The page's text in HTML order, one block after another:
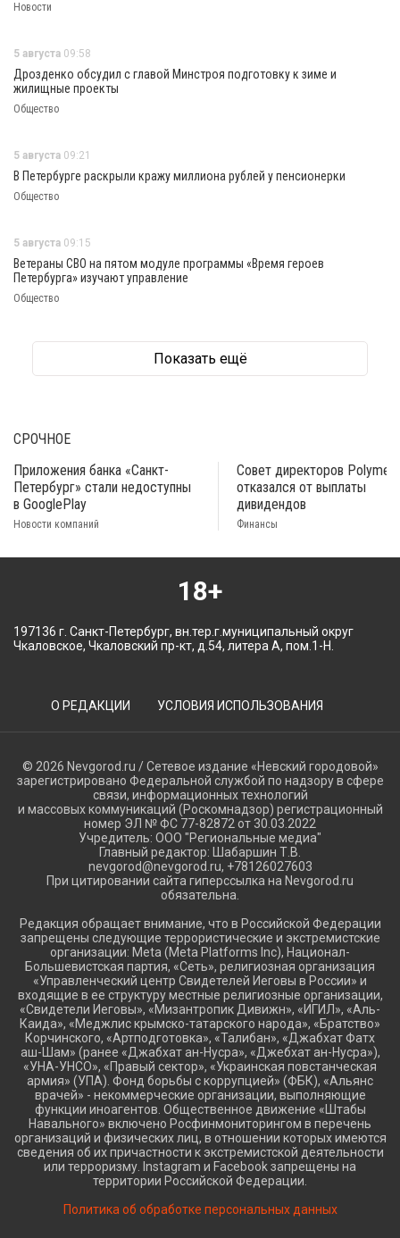
Новости
5 августа 09:58
Дрозденко обсудил с главой Минстроя подготовку к зиме и
жилищные проекты
Общество
5 августа 09:21
В Петербурге раскрыли кражу миллиона рублей у пенсионерки
Общество
5 августа 09:15
Ветераны СВО на пятом модуле программы «Время героев
Петербурга» изучают управление
Общество
Показать ещё
СРОЧНОЕ
Приложения банка «Санкт-
Петербург» стали недоступны
в GooglePlay
Новости компаний
Совет директоров
отказался от выплаты
дивидендов
Финансы
18+
197136 г. Санкт-Петербург, вн.тер.г.муниципальный округ
Чкаловское, Чкаловский пр-кт, д.54, литера А, пом.1-Н.
О РЕДАКЦИИ УСЛОВИЯ ИСПОЛЬЗОВАНИЯ
© 2026 Nevgorod.ru / Сетевое издание «Невский городовой»
зарегистрировано Федеральной службой по надзору в сфере
связи, информационных технологий
и массовых коммуникаций (Роскомнадзор) регистрационный
номер ЭЛ № ФС 77-82872 от 30.03.2022
Учредитель: ООО "Региональные медиа"
Главный редактор: Шабаршин Т.В.
nevgorod@nevgorod.ru, +78126027603
При цитировании сайта гиперссылка на Nevgorod.ru
обязательна.
Редакция обращает внимание, что в Российской Федерации
запрещены следующие террористические и экстремистские
организации: Meta (Meta Platforms Inc), Национал-
Большевистская партия, «Сеть», религиозная организация
«Управленческий центр Свидетелей Иеговы в России» и
входящие в ее структуру местные религиозные организации,
«Свидетели Иеговы», «Мизантропик Дивижн», «ИГИЛ», «Аль-
Каида», «Меджлис крымско-татарского народа», «Братство»
Корчинского, «Артподготовка», «Талибан», «Джабхат Фатх
аш-Шам» (ранее «Джабхат ан-Нусра», «Джебхат ан-Нусра»),
«УНА-УНСО», «Правый сектор», «Украинская повстанческая
армия» (УПА). Фонд борьбы с коррупцией» (ФБК), «Альянс
врачей» - некоммерческие организации, выполняющие
функции иноагентов. Общественное движение «Штабы
Навального» включено Росфинмониторингом в перечень
организаций и физических лиц, в отношении которых имеются
сведения об их причастности к экстремистской деятельности
или терроризму. Instagram и Facebook запрещены на
территории Российской Федерации.
Политика об обработке персональных данных